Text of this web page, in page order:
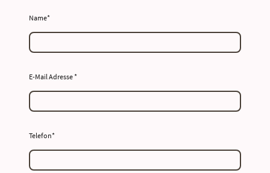
Name*
E-Mail Adresse*
Telefon*